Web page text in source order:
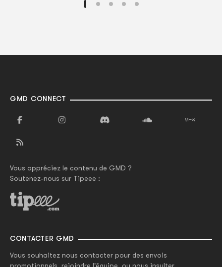
GMD CONNECT
Vous appréciez le contenu de GMD ?
Soutenez-nous sur Tipeee :
CONTACTER GMD
Vous souhaitez nous contacter pour des envois
promotionnels, rejoindre l'équipe, ou nous insulter